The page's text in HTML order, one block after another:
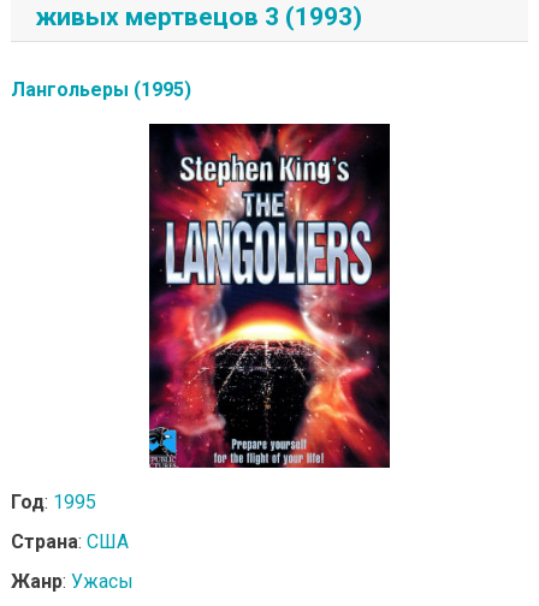
живых мертвецов 3 (1993)
Лангольеры (1995)
Год: 1995
Страна: США
Жанр: Ужасы